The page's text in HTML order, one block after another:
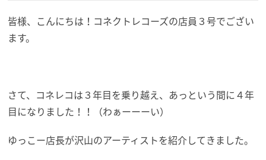
皆様、こんにちは！コネクトレコーズの店員３号でござい
ます。
さて、コネレコは３年目を乗り越え、あっという間に４年
目になりました！！（わぁーーーい）
ゆっこー店長が沢山のアーティストを紹介してきました。